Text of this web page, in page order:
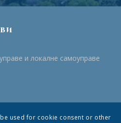
и локалне самоуправе
used for cookie consent or other